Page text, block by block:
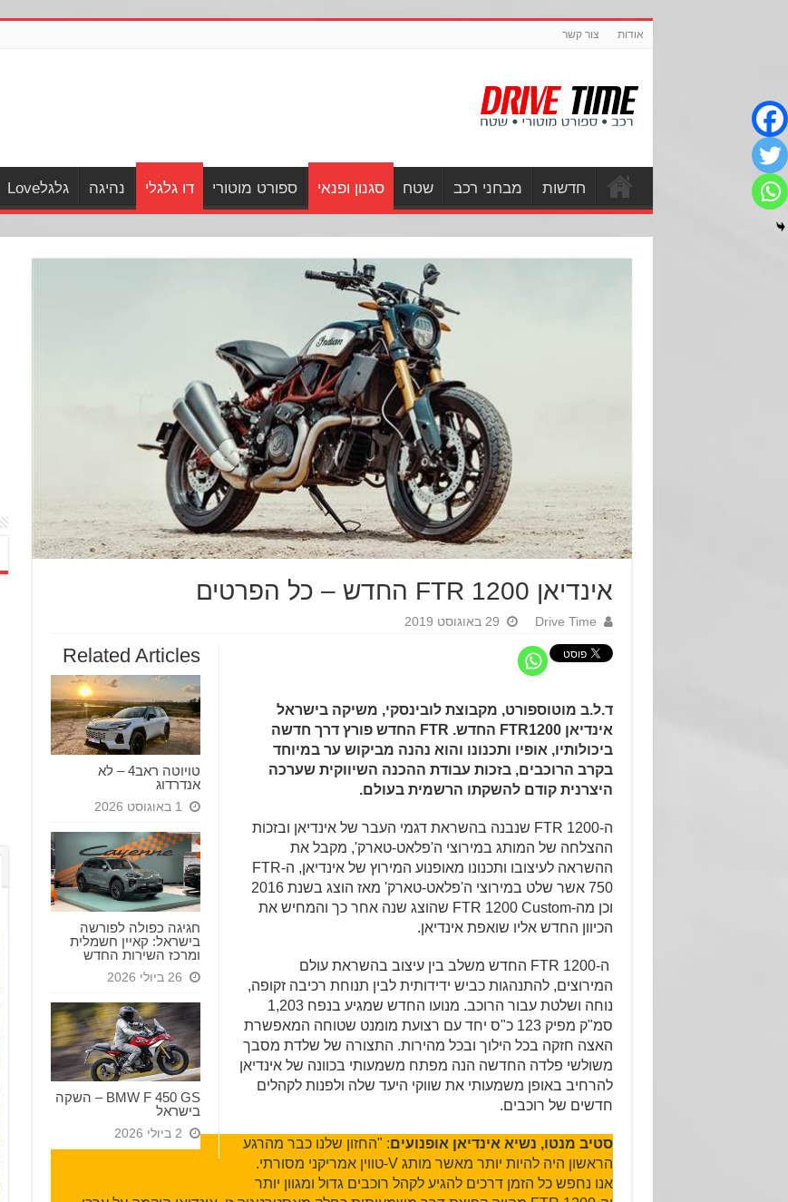
אודות צור קשר
חדשות מבחני רכב שטח סגנון ופנאי ספורט מוטורי דו גלגלי נהיגה גלגלLove
אינדיאן 1200 FTR החדש – כל הפרטים
Drive Time 29 באוגוסט 2019
Related Articles
טויוטה ראב4 – לא
אנדרדוג
1 באוגוסט 2026
חגיגה כפולה לפורשה
בישראל: קאיין חשמלית
ומרכז השירות החדש
26 ביולי 2026
BMW F 450 GS – השקה
בישראל
2 ביולי 2026
ד.ל.ב מוטוספורט, מקבוצת לובינסקי, משיקה בישראל
אינדיאן FTR1200 החדש. FTR החדש פורץ דרך חדשה
ביכולותיו, אופיו ותכנונו והוא נהנה מביקוש ער במיוחד
בקרב הרוכבים, בזכות עבודת ההכנה השיווקית שערכה
היצרנית קודם להשקתו הרשמית בעולם.
ה-FTR 1200 שנבנה בהשראת דגמי העבר של אינדיאן ובזכות
ההצלחה של המותג במירוצי ה'פלאט-טארק', מקבל את
ההשראה לעיצובו ותכנונו מאופנוע המירוץ של אינדיאן, ה-FTR
750 אשר שלט במירוצי ה'פלאט-טארק' מאז הוצג בשנת 2016
וכן מה-FTR 1200 Custom שהוצג שנה אחר כך והמחיש את
הכיוון החדש אליו שואפת אינדיאן.
ה-FTR 1200 החדש משלב בין עיצוב בהשראת עולם
המירוצים, להתנהגות כביש ידידותית לבין תנוחת רכיבה זקופה,
נוחה ושלטת עבור הרוכב. מנועו החדש שמגיע בנפח 1,203
סמ"ק מפיק 123 כ"ס יחד עם רצועת מומנט שטוחה המאפשרת
האצה חזקה בכל הילוך ובכל מהירות. התצורה של שלדת מסבך
משולשי פלדה החדשה הנה מפתח משמעותי בכוונה של אינדיאן
להרחיב באופן משמעותי את שווקי היעד שלה ולפנות לקהלים
חדשים של רוכבים.
סטיב מנטו, נשיא אינדיאן אופנועים: "החזון שלנו כבר מהרגע
הראשון היה להיות יותר מאשר מותג V-טווין אמריקני מסורתי.
אנו נחפש כל הזמן דרכים להגיע לקהל רוכבים גדול ומגוון יותר